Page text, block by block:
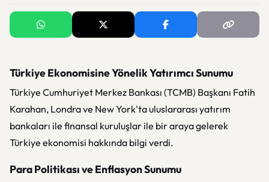
Türkiye Ekonomisine Yönelik Yatırımcı Sunumu
Türkiye Cumhuriyet Merkez Bankası (TCMB) Başkanı Fatih
Karahan, Londra ve New York'ta uluslararası yatırım
bankaları ile finansal kuruluşlar ile bir araya gelerek
Türkiye ekonomisi hakkında bilgi verdi.
Para Politikası ve Enflasyon Sunumu